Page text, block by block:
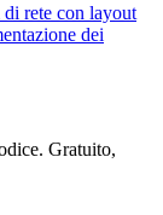
rete con layout
dei
Gratuito,